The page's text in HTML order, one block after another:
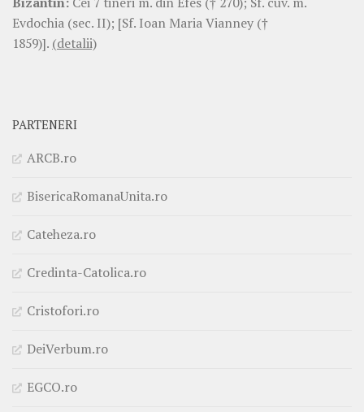
Evdochia (sec. II); [Sf. Ioan Maria Vianney (†
1859)]. (detalii)
PARTENERI
ARCB.ro
BisericaRomanaUnita.ro
Cateheza.ro
Credinta-Catolica.ro
Cristofori.ro
DeiVerbum.ro
EGCO.ro